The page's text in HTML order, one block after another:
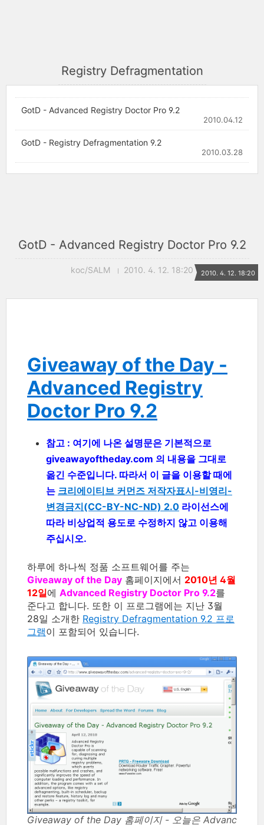
Registry Defragmentation
GotD - Advanced Registry Doctor Pro 9.2
2010.04.12
GotD - Registry Defragmentation 9.2
2010.03.28
GotD - Advanced Registry Doctor Pro 9.2
koc/SALM 2010. 4. 12. 18:20 2010. 4. 12. 18:20
Giveaway of the Day -
Advanced Registry
Doctor Pro 9.2
참고 : 여기에 나온 설명문은 기본적으로
giveawayoftheday.com 의 내용을 그대로
옮긴 수준입니다. 따라서 이 글을 이용할 때에
는 크리에이티브 커먼즈 저작자표시-비영리-
변경금지(CC-BY-NC-ND) 2.0 라이선스에
따라 비상업적 용도로 수정하지 않고 이용해
주십시오.
하루에 하나씩 정품 소프트웨어를 주는
Giveaway of the Day 홈페이지에서 2010년 4월
12일에 Advanced Registry Doctor Pro 9.2를
준다고 합니다. 또한 이 프로그램에는 지난 3월
28일 소개한 Registry Defragmentation 9.2 프로
그램이 포함되어 있습니다.
Giveaway of the Day 홈페이지 - 오늘은 Advanc